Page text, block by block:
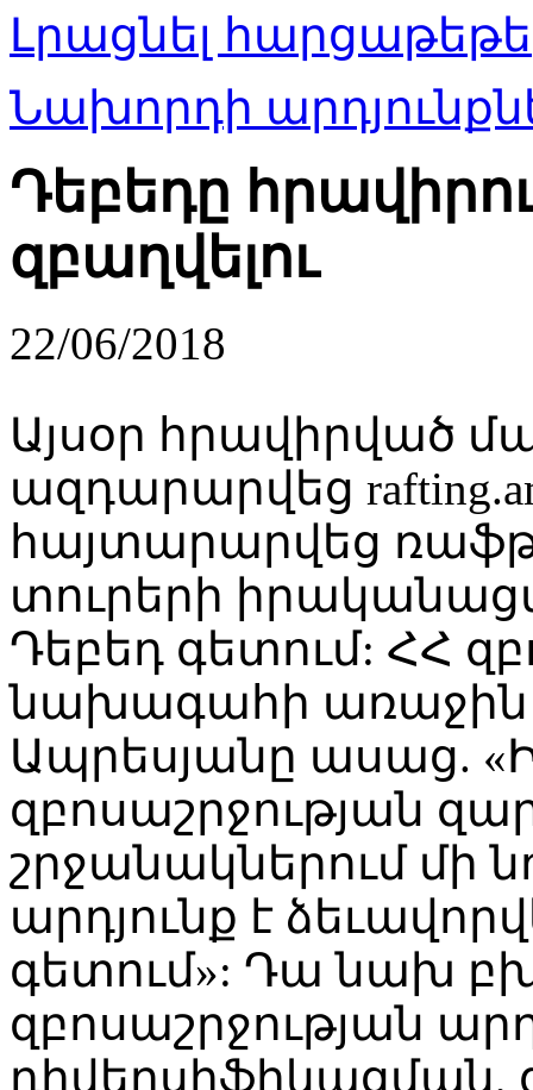
Լրացնել
Նախորդի
Դեբեդը
զբաղվելու
22/06/2018
Այսօր հրավիրված
ազդարարվեց
հայտարարվեց
տուրերի
Դեբեդ գետում: ՀՀ
նախագահի
Ապրեսյանը ասաց.
զբոսաշրջության
շրջանակներում մի
արդյունք է
գետում»: Դա նախ
զբոսաշրջության
դիվերսիֆիկացման,